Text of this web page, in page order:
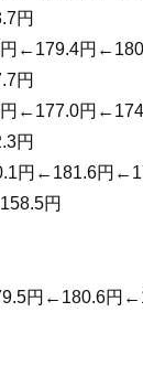
円
←179.4円
円
←177.0円
円
円←181.6円
円
円←180.6円